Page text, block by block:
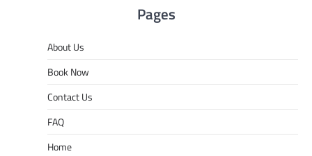
Pages
About Us
Book Now
Contact Us
FAQ
Home